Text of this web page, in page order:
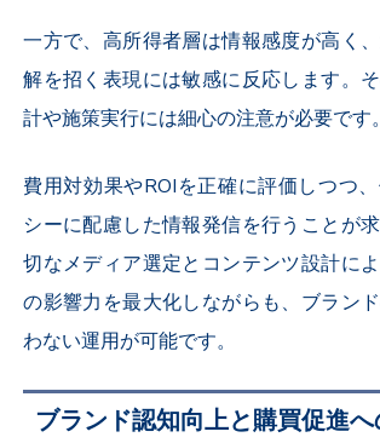
一方で、高所得者層は情報感度が高く
解を招く表現には敏感に反応します。
計や施策実行には細心の注意が必要です。
費用対効果やROIを正確に評価しつつ
シーに配慮した情報発信を行うことが
切なメディア選定とコンテンツ設計に
の影響力を最大化しながらも、ブラン
わない運用が可能です。
ブランド認知向上と購買促進